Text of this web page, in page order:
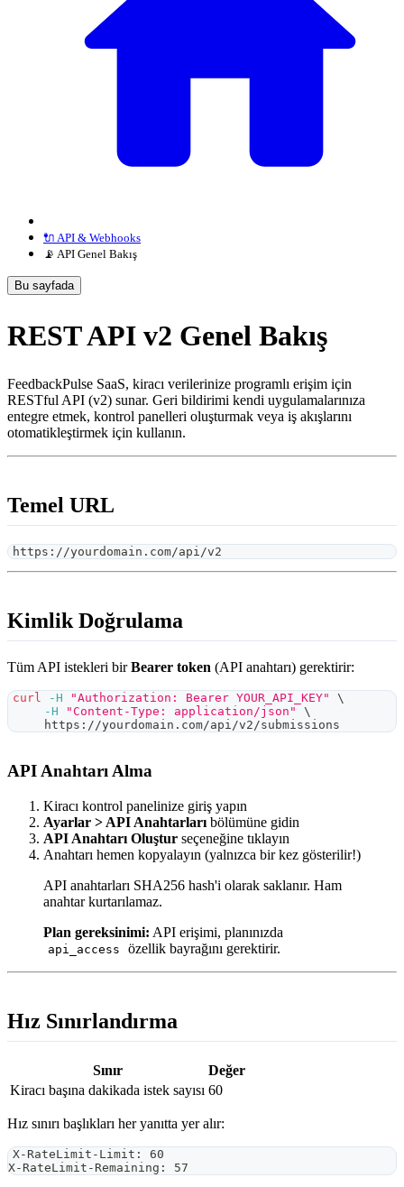
🔌 API & Webhooks
📡 API Genel Bakış
Bu sayfada
REST API v2 Genel Bakış
FeedbackPulse SaaS, kiracı verilerinize programlı erişim için
RESTful API (v2) sunar. Geri bildirimi kendi uygulamalarınıza
entegre etmek, kontrol panelleri oluşturmak veya iş akışlarını
otomatikleştirmek için kullanın.
Temel URL
https://yourdomain.com/api/v2
Kimlik Doğrulama
Tüm API istekleri birBearer token (API anahtarı) gerektirir:
curl -H "Authorization: Bearer YOUR_API_KEY"
\
-H
"Content-Type: application/json"
\
     https://yourdomain.com/api/v2/submissions
API Anahtarı Alma
Kiracı kontrol panelinize giriş yapın
Ayarlar > API Anahtarları bölümüne gidin
API Anahtarı Oluştur seçeneğine tıklayın
Anahtarı hemen kopyalayın (yalnızca bir kez gösterilir!)
API anahtarları SHA256 hash'i olarak saklanır. Ham
anahtar kurtarılamaz.
Plan gereksinimi: API erişimi, planınızda
api_access özellik bayrağını gerektirir.
Hız Sınırlandırma
Sınır
Değer
Kiracı başına dakikada istek sayısı 60
Hız sınırı başlıkları her yanıtta yer alır:
X-RateLimit-Limit: 60
X-RateLimit-Remaining: 57